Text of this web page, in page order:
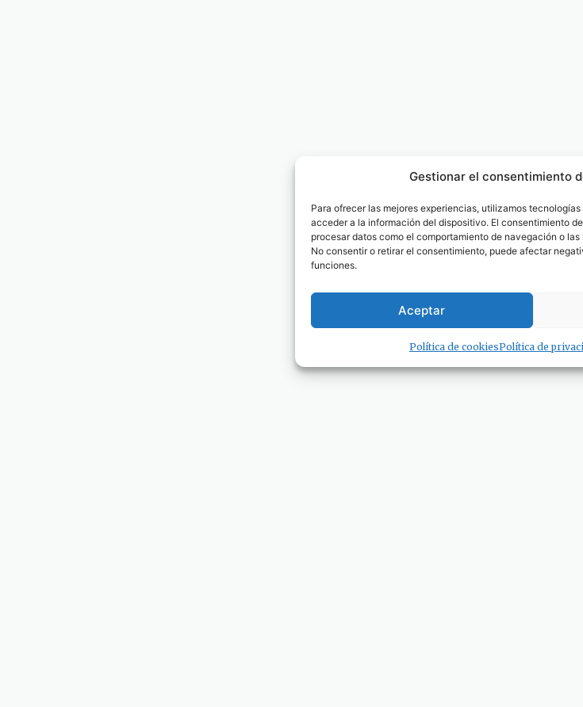
Gestionar el consentimiento
Para ofrecer las mejores experiencias, utilizamos
acceder a la información del dispositivo. El consentimiento
procesar datos como el comportamiento de navegación o
No consentir o retirar el consentimiento, puede afectar
funciones.
Aceptar
Política de cookiesPolítica de